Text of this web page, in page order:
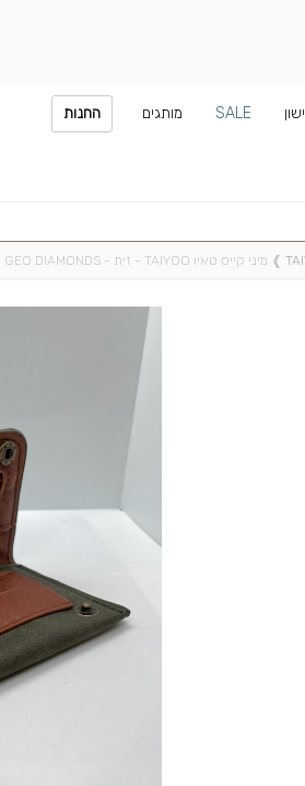
SALE מותגים החנות
❱ מיני קייס טאיו TAIYOO - זית - GEO DIAMONDS